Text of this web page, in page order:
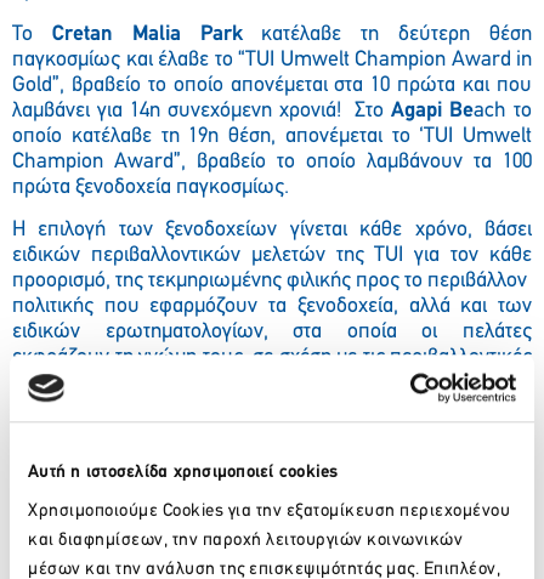
Αυτή η ιστοσελίδα χρησιμοποιεί cookies
Χρησιμοποιούμε Cookies για την εξατομίκευση περιεχομένου
και διαφημίσεων, την παροχή λειτουργιών κοινωνικών
μέσων και την ανάλυση της επισκεψιμότητάς μας. Επιπλέον,
Το Cretan Malia Parkκατέλαβε τη δεύτερη θέση
παγκοσμίως και έλαβε το “TUI Umwelt Champion Award in
Gold”, βραβείο το οποίο απονέμεται στα 10 πρώτα και που
λαμβάνει για 14η συνεχόμενη χρονιά! Στο Agapi Beach το
οποίο κατέλαβε τη 19η θέση, απονέμεται το ‘TUI Umwelt
Champion Award”, βραβείο το οποίο λαμβάνουν τα 100
πρώτα ξενοδοχεία παγκοσμίως.
Η επιλογή των ξενοδοχείων γίνεται κάθε χρόνο, βάσει
ειδικών περιβαλλοντικών μελετών της ΤUI για τον κάθε
προορισμό, της τεκμηριωμένης φιλικής προς το περιβάλλον
πολιτικής που εφαρμόζουν τα ξενοδοχεία, αλλά και των
ειδικών ερωτηματολογίων, στα οποία οι πελάτες
εκφράζουν τη γνώμη τους, σε σχέση με τις περιβαλλοντικές
δραστηριότητες του ξενοδοχείου, στο οποίο διαμένουν.
Και τα δύο εν λόγω ξενοδοχεία είναι πιστοποιημένα με το
διαχείρισης.